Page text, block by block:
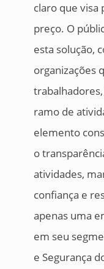
claro que visa
preço. O
esta solução,
organizações
ramo de
elemento
o
atividades,
confiança e
apenas uma
em seu
e Segurança